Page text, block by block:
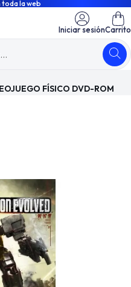
toda la web
Iniciar sesiónCarrito
FÍSICO DVD-ROM